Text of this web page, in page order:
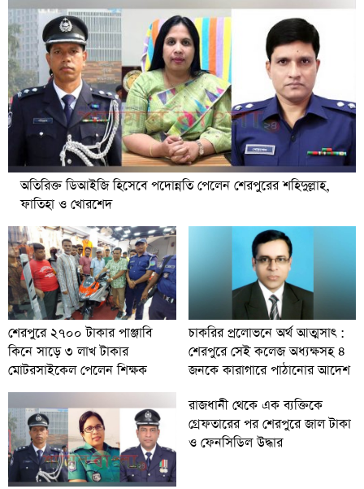
অতিরিক্ত ডিআইজি হিসেবে পদোন্নতি পেলেন শেরপুরের শহিদুল্লাহ,
ফাতিহা ও খোরশেদ
শেরপুরে ২৭০০ টাকার পাঞ্জাবি
কিনে সাড়ে ৩ লাখ টাকার
মোটরসাইকেল পেলেন শিক্ষক
চাকরির প্রলোভনে অর্থ আত্মসাৎ :
শেরপুরে সেই কলেজ অধ্যক্ষসহ ৪
জনকে কারাগারে পাঠানোর আদেশ
রাজধানী থেকে এক ব্যক্তিকে
গ্রেফতারের পর শেরপুরে জাল টাকা
ও ফেনসিডিল উদ্ধার